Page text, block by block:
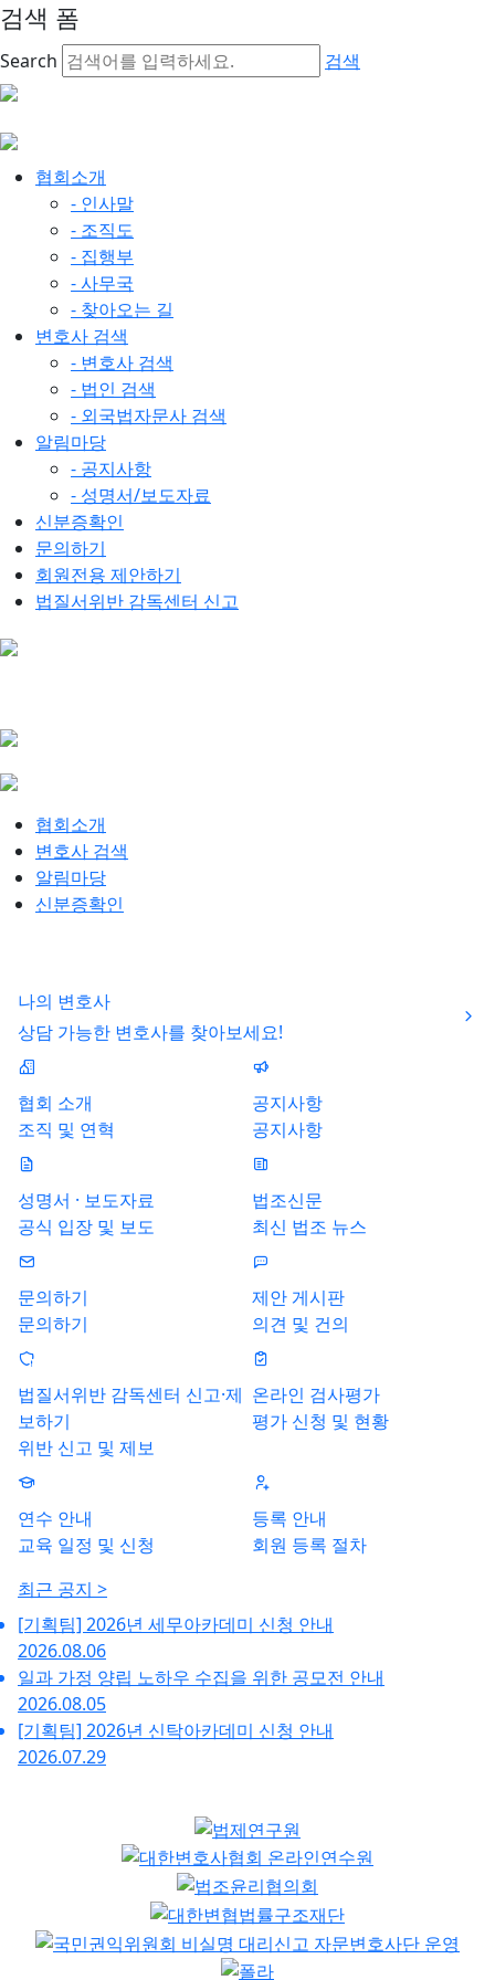
검색 폼
Search 검색
협회소개
- 인사말
- 조직도
- 집행부
- 사무국
- 찾아오는 길
변호사 검색
- 변호사 검색
- 법인 검색
- 외국법자문사 검색
알림마당
- 공지사항
- 성명서/보도자료
신분증확인
문의하기
회원전용 제안하기
법질서위반 감독센터 신고
협회소개
변호사 검색
알림마당
신분증확인
나의 변호사
상담 가능한 변호사를 찾아보세요!
협회 소개
조직 및 연혁
공지사항
공지사항
성명서 · 보도자료
공식 입장 및 보도
법조신문
최신 법조 뉴스
문의하기
문의하기
제안 게시판
의견 및 건의
법질서위반 감독센터 신고·제
보하기
위반 신고 및 제보
온라인 검사평가
평가 신청 및 현황
연수 안내
교육 일정 및 신청
등록 안내
회원 등록 절차
최근 공지 >
[기획팀] 2026년 세무아카데미 신청 안내
2026.08.06
일과 가정 양립 노하우 수집을 위한 공모전 안내
2026.08.05
[기획팀] 2026년 신탁아카데미 신청 안내
2026.07.29